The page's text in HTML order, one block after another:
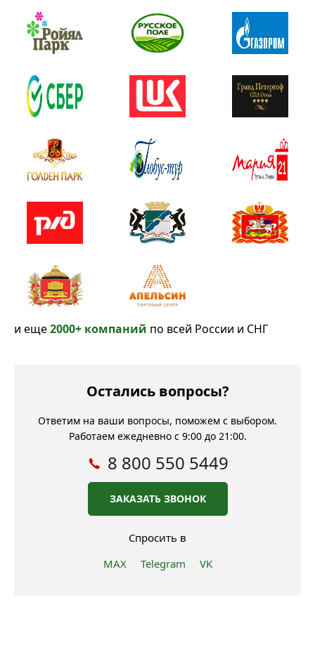
и еще2000+ компаний по всей России и СНГ
Остались вопросы?
Ответим на ваши вопросы, поможем с выбором.
Работаем ежедневно с 9:00 до 21:00.
8 800 550 5449
ЗАКАЗАТЬ ЗВОНОК
Спросить в
MAX
Telegram VK